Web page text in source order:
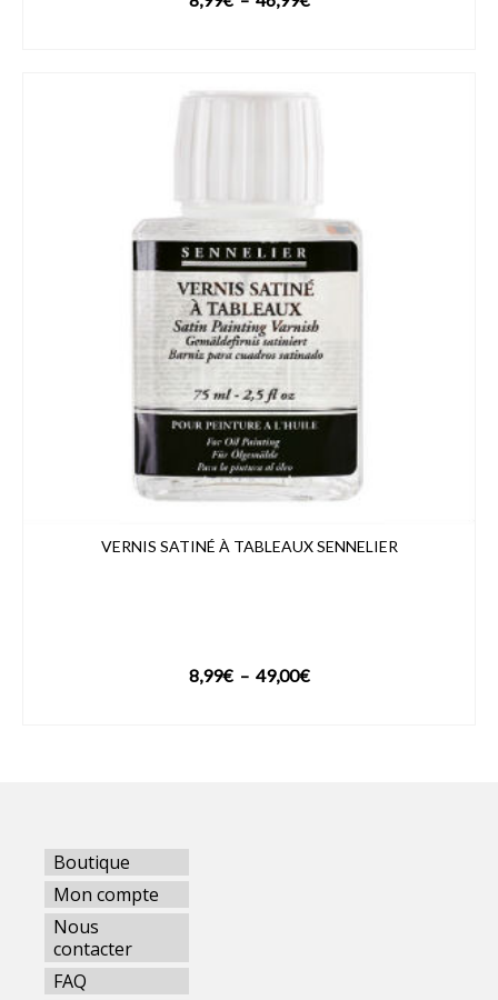
VERNIS SATINÉ À TABLEAUX SENNELIER
8,99€ – 49,00€Plage
Boutique
Mon compte
Nous
contacter
FAQ